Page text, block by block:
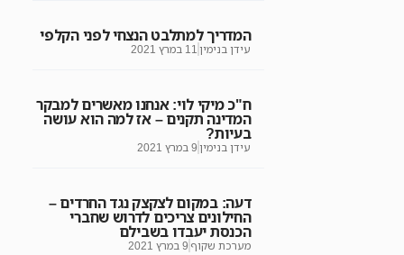
המדריך למתלבט הנצחי לפני הקלפי
עידן בנימין 11 במרץ 2021
ח"כ מיקי לוי: אנחנו מאשרים למבקר
המדינה תקנים – אז למה הוא עושה
בעיות?
עידן בנימין 9 במרץ 2021
דעה: במקום לצקצק נגד החרדים –
החילונים צריכים לדרוש שחברי
הכנסת יעבדו בשבילם
מערכת שקוף 9 במרץ 2021